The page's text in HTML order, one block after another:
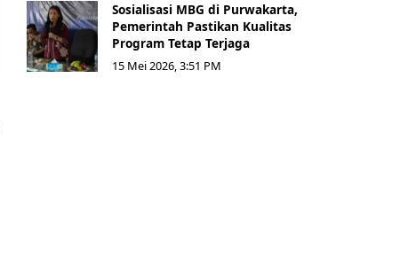
Sosialisasi MBG di Purwakarta,
Pemerintah Pastikan Kualitas
Program Tetap Terjaga
15 Mei 2026, 3:51 PM